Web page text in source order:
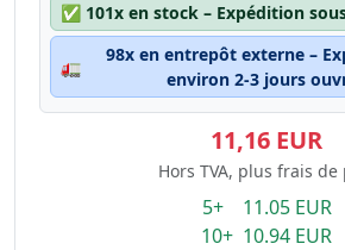
✅ 101x en stock – Expédition
🚛
98x en entrepôt externe –
environ 2-3 jours
11,16 EUR
Hors TVA, plus frais de
5+ 11.05 EUR
10+ 10.94 EUR